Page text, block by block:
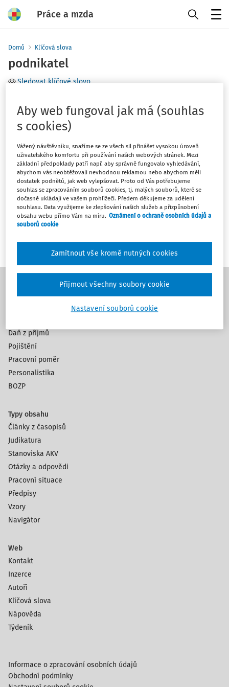
Práce a mzda
Domů Klíčová slova
podnikatel
Sledovat klíčové slovo
Filtr
Počet vyhledaných dokumentů:0
Žádné výsledky
Daň z příjmů
Pojištění
Pracovní poměr
Personalistika
BOZP
Typy obsahu
Články z časopisů
Judikatura
Stanoviska AKV
Otázky a odpovědi
Pracovní situace
Předpisy
Vzory
Navigátor
Web
Kontakt
Inzerce
Autoři
Klíčová slova
Nápověda
Týdeník
Informace o zpracování osobních údajů
Obchodní podmínky
Aby web fungoval jak má (souhlas
s cookies)
Vážený návštěvníku, snažíme se ze všech sil přinášet vysokou úroveň
uživatelského komfortu při používání našich webových stránek. Mezi
základní předpoklady patří např. aby správně fungovalo vyhledávání,
abychom vás neobtěžovali nevhodnou reklamou nebo abychom měli
dostatek podnětů, jak web vylepšovat. Proto od Vás potřebujeme
souhlas se zpracováním souborů cookies, tj. malých souborů, které se
dočasně ukládají ve vašem prohlížeči. Předem děkujeme za udělení
souhlasu. Data využijeme ke zlepšování našich služeb a přizpůsobení
obsahu webu přímo Vám na míru. Oznámení o ochraně osobních údajů a
souborů cookie
Nastavení souborů cookie
Zamítnout vše kromě nutných cookies
Přijmout všechny soubory cookie